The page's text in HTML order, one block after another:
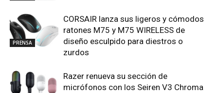
PRENSA
CORSAIR lanza sus ligeros y cómodos
ratones M75 y M75 WIRELESS de
diseño esculpido para diestros o
zurdos
Razer renueva su sección de
micrófonos con los Seiren V3 Chroma